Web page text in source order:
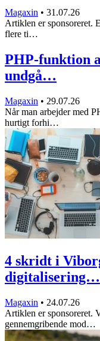
Magaxin • 31.07.26
Artiklen er sponsoreret.
flere ti…
PHP-funktion
undgå…
Magaxin • 29.07.26
Når man arbejder med
hurtigt forhi…
4 skridt i
digitalisering…
Magaxin • 24.07.26
Artiklen er sponsoreret.
gennemgribende mod…